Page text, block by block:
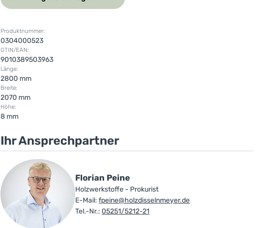
Produktnummer:
0304000523
GTIN/EAN:
9010389503963
Länge:
2800 mm
Breite:
2070 mm
Höhe:
8 mm
Ihr Ansprechpartner
Florian Peine
Holzwerkstoffe - Prokurist
E-Mail: fpeine@holzdisselnmeyer.de
Tel.-Nr.: 05251/5212-21